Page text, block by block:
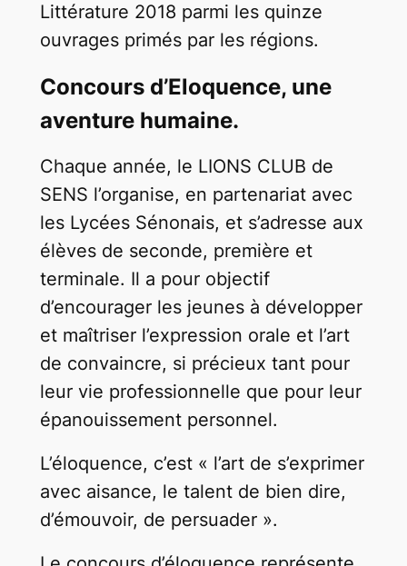
Littérature 2018 parmi les quinze
ouvrages primés par les régions.
Concours d’Eloquence, une
aventure humaine.
Chaque année, le LIONS CLUB de
SENS l’organise, en partenariat avec
les Lycées Sénonais, et s’adresse aux
élèves de seconde, première et
terminale. Il a pour objectif
d’encourager les jeunes à développer
et maîtriser l’expression orale et l’art
de convaincre, si précieux tant pour
leur vie professionnelle que pour leur
épanouissement personnel.
L’éloquence, c’est « l’art de s’exprimer
avec aisance, le talent de bien dire,
d’émouvoir, de persuader ».